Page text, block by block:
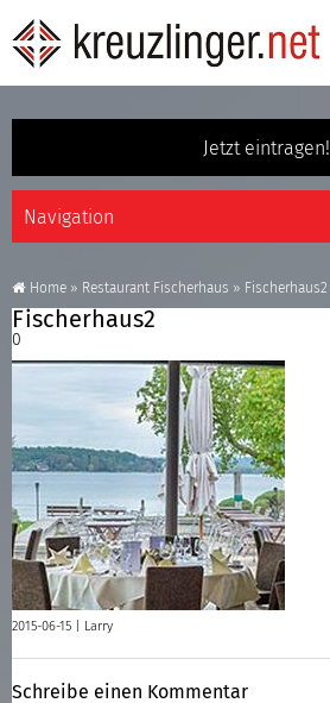
Jetzt eintragen!
Home » Restaurant Fischerhaus » Fischerhaus2
Fischerhaus2
0
2015-06-15 | Larry
Schreibe einen Kommentar